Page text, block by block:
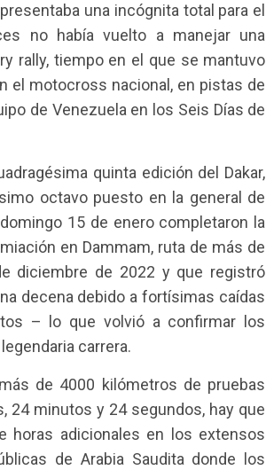
una incógnita total para el
no había vuelto a manejar una
rally, tiempo en el que se mantuvo
el motocross nacional, en pistas de
de Venezuela en los Seis Días de
quinta edición del Dakar,
octavo puesto en la general de
15 de enero completaron la
en Dammam, ruta de más de
diciembre de 2022 y que registró
decena debido a fortísimas caídas
– lo que volvió a confirmar los
carrera.
de 4000 kilómetros de pruebas
24 minutos y 24 segundos, hay que
horas adicionales en los extensos
de Arabia Saudita donde los